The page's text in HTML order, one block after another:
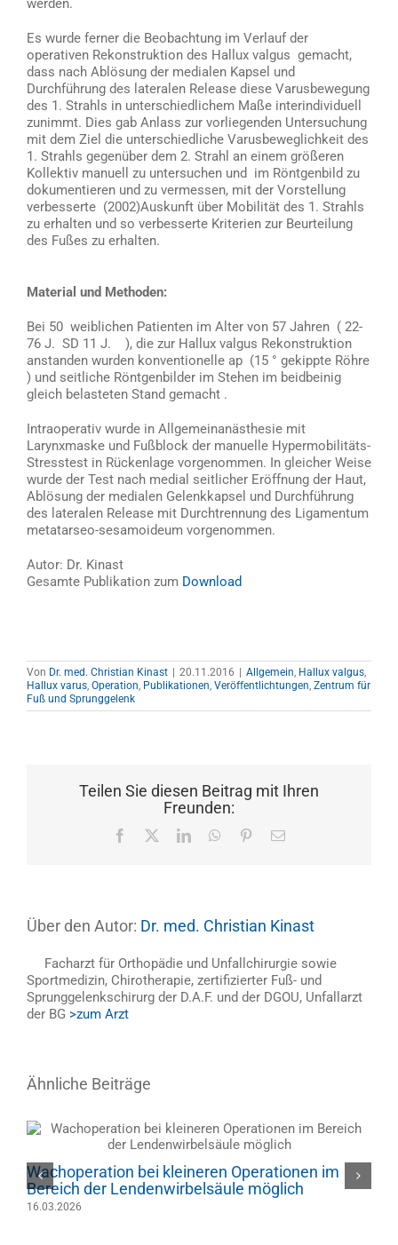
werden.
Es wurde ferner die Beobachtung im Verlauf der
operativen Rekonstruktion des Hallux valgus gemacht,
dass nach Ablösung der medialen Kapsel und
Durchführung des lateralen Release diese Varusbewegung
des 1. Strahls in unterschiedlichem Maße interindividuell
zunimmt. Dies gab Anlass zur vorliegenden Untersuchung
mit dem Ziel die unterschiedliche Varusbeweglichkeit des
1. Strahls gegenüber dem 2. Strahl an einem größeren
Kollektiv manuell zu untersuchen und im Röntgenbild zu
dokumentieren und zu vermessen, mit der Vorstellung
verbesserte (2002)Auskunft über Mobilität des 1. Strahls
zu erhalten und so verbesserte Kriterien zur Beurteilung
des Fußes zu erhalten.
Material und Methoden:
Bei 50 weiblichen Patienten im Alter von 57 Jahren ( 22-
76 J. SD 11 J. ), die zur Hallux valgus Rekonstruktion
anstanden wurden konventionelle ap (15 ° gekippte Röhre
) und seitliche Röntgenbilder im Stehen im beidbeinig
gleich belasteten Stand gemacht .
Intraoperativ wurde in Allgemeinanästhesie mit
Larynxmaske und Fußblock der manuelle Hypermobilitäts-
Stresstest in Rückenlage vorgenommen. In gleicher Weise
wurde der Test nach medial seitlicher Eröffnung der Haut,
Ablösung der medialen Gelenkkapsel und Durchführung
des lateralen Release mit Durchtrennung des Ligamentum
metatarseo-sesamoideum vorgenommen.
Autor: Dr. Kinast
Gesamte Publikation zum Download
Von Dr. med. Christian Kinast | 20.11.2016 | Allgemein Hallux valgus
Hallux varus Operation Publikationen Veröffentlichtungen Zentrum für
Fuß und Sprunggelenk
Teilen Sie diesen Beitrag mit Ihren
Freunden:
Facebook LinkedInWhatsApp
Pinterest
E-
Über den Autor: Dr. med. Christian Kinast
Facharzt für Orthopädie und Unfallchirurgie sowie
Sportmedizin, Chirotherapie, zertifizierter Fuß- und
Sprunggelenkschirurg der D.A.F. und der DGOU, Unfallarzt
der BG >zum Arzt
Ähnliche Beiträge
Wachoperation bei kleineren Operationen im
Bereich der Lendenwirbelsäule möglich
16.03.2026